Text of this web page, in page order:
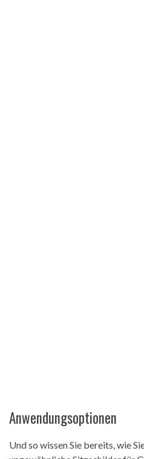
Anwendungsoptionen
Und so wissen Sie bereits, wie